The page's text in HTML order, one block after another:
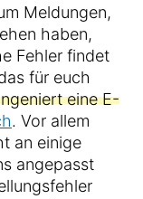
Meldungen,
haben,
Fehler findet
für euch
eine E-
. Vor allem
an einige
angepasst